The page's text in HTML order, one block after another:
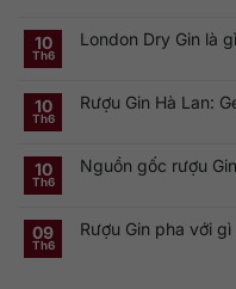
Vodka:
Nga
nổi
bình
luận
và
Vermouth:
hồn
của
10
Th6
London Dry Gin là
luận
ở
là
Gin
10
Th6
Rượu Gin Hà Lan:
luận
ở
Lan:
Genever
10
Th6
Nguồn gốc rượu
luận
ở
09
Th6
Rượu Gin pha với